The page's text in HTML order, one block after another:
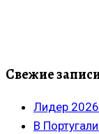
Свежие
Лидер 2026
В